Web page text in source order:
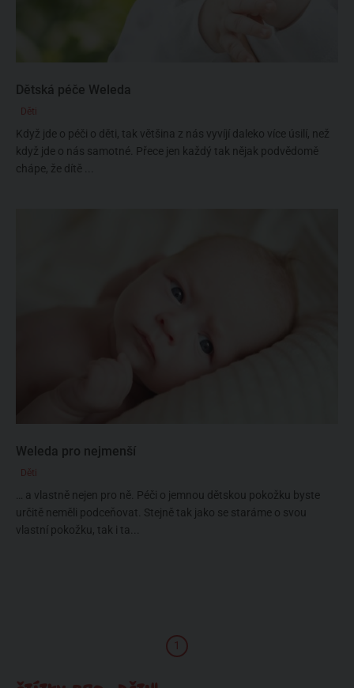
Dětská péče Weleda
Děti
Když jde o péči o děti, tak většina z nás vyvíjí daleko více úsilí, než
když jde o nás samotné. Přece jen každý tak nějak podvědomě
chápe, že dítě ...
Weleda pro nejmenší
Děti
… a vlastně nejen pro ně. Péči o jemnou dětskou pokožku byste
určitě neměli podceňovat. Stejně tak jako se staráme o svou
vlastní pokožku, tak i ta...
1